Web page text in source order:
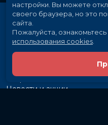
Скоро в кино
Новости и акции
настройки. Вы можете
своего браузера, но это
сайта.
Пожалуйста,
использования cookies